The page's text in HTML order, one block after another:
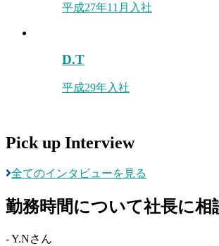
平成27年11月入社
D.T
平成29年入社
Pick up Interview
全てのインタビューを見る
勤務時間について社長に
-Y.Nさん